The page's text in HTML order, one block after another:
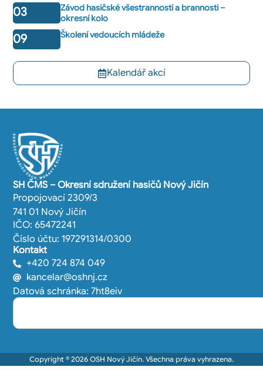
03
Závod hasičské všestrannosti a brannosti –
okresní kolo
09 Školení vedoucích mládeže
Kalendář akcí
SH ČMS – Okresní sdružení hasičů Nový Jičín
Propojovací 2309/3
741 01 Nový Jičín
IČO: 65472241
Číslo účtu: 197291314/0300
Kontakt
+420 724 874 049
kancelar@oshnj.cz
Datová schránka: 7ht8eiv
Copyright © 2026 OSH Nový Jičín. Všechna práva vyhrazena.